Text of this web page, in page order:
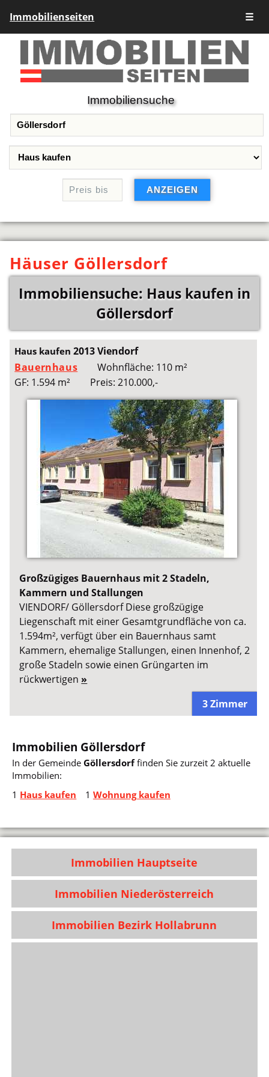
Immobilienseiten ☰
Immobiliensuche
Häuser Göllersdorf
Immobiliensuche: Haus kaufen in
Göllersdorf
Haus kaufen2013 Viendorf
Bauernhaus
Wohnfläche: 110 m²
GF: 1.594 m²
Preis: 210.000,-
Großzügiges Bauernhaus mit 2 Stadeln,
Kammern und Stallungen
VIENDORF/ Göllersdorf Diese großzügige
Liegenschaft mit einer Gesamtgrundfläche von ca.
1.594m², verfügt über ein Bauernhaus samt
Kammern, ehemalige Stallungen, einen Innenhof, 2
große Stadeln sowie einen Grüngarten im
rückwertigen »
3 Zimmer
Immobilien Göllersdorf
In der GemeindeGöllersdorffinden Sie zurzeit 2 aktuelle
Immobilien:
1 Haus kaufen 1 Wohnung kaufen
Immobilien Hauptseite
Immobilien Niederösterreich
Immobilien Bezirk Hollabrunn